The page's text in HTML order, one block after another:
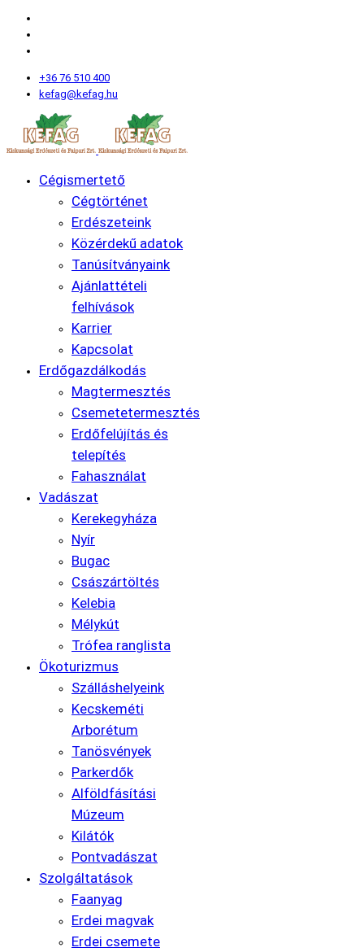
+36 76 510 400
kefag@kefag.hu
Cégismertető
Cégtörténet
Erdészeteink
Közérdekű adatok
Tanúsítványaink
Ajánlattételi
felhívások
Karrier
Kapcsolat
Erdőgazdálkodás
Magtermesztés
Csemetetermesztés
Erdőfelújítás és
telepítés
Fahasználat
Vadászat
Kerekegyháza
Nyír
Bugac
Császártöltés
Kelebia
Mélykút
Trófea ranglista
Ökoturizmus
Szálláshelyeink
Kecskeméti
Arborétum
Tanösvények
Parkerdők
Alföldfásítási
Múzeum
Kilátók
Pontvadászat
Szolgáltatások
Faanyag
Erdei magvak
Erdei csemete